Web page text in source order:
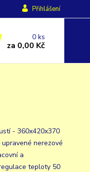
Přihlášení
0ks
za 0,00 Kč
- 360x420x370
nerezové
a
teploty 50